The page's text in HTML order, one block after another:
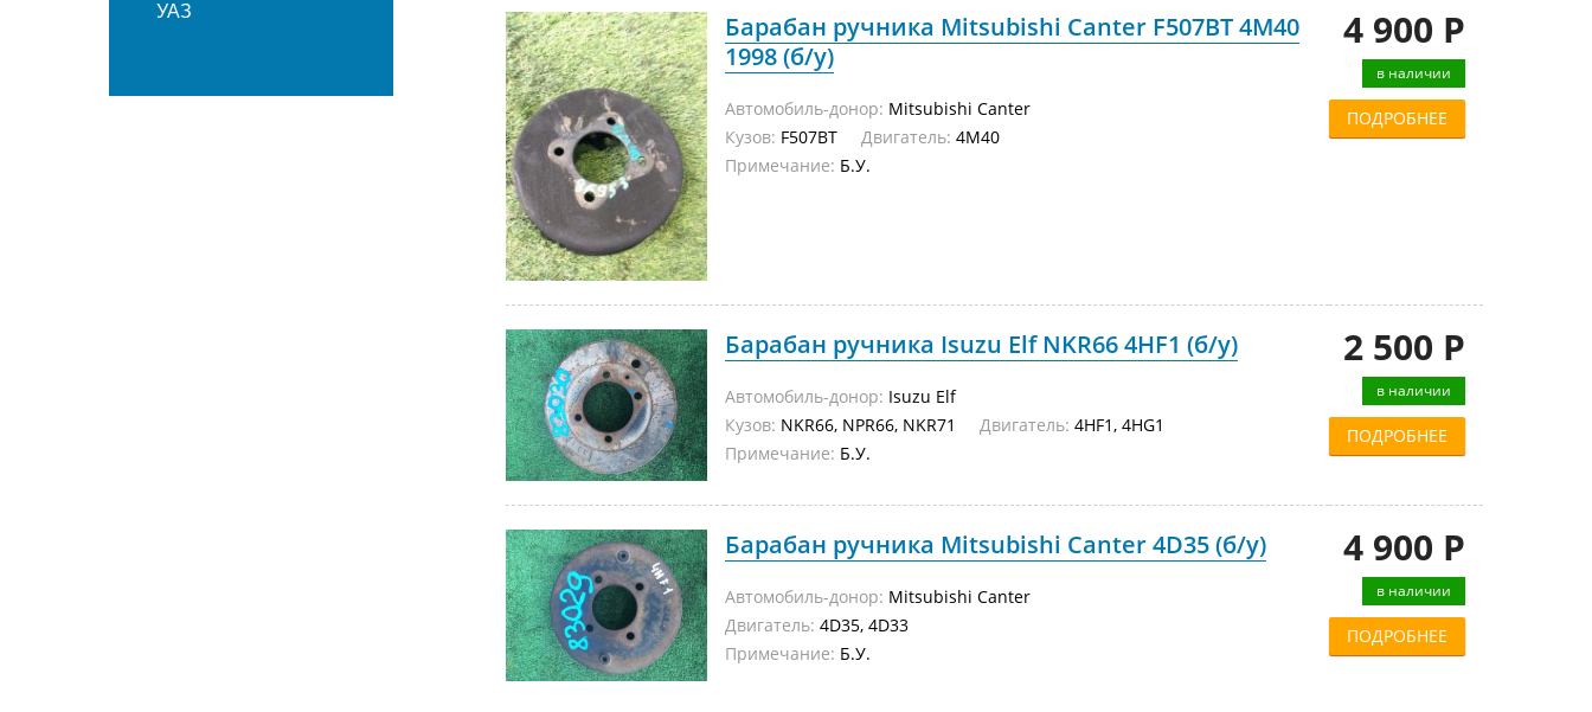
УАЗ
Барабан ручника Mitsubishi Canter F507BT 4M40
1998 (б/у)
Автомобиль-донор: Mitsubishi Canter
Кузов: F507BT Двигатель: 4M40
Примечание: Б.У.
4 900 Р
в наличии
ПОДРОБНЕЕ
Барабан ручника Isuzu Elf NKR66 4HF1 (б/у)
Автомобиль-донор: Isuzu Elf
Кузов: NKR66, NPR66, NKR71 Двигатель: 4HF1, 4HG1
Примечание: Б.У.
2 500 Р
в наличии
ПОДРОБНЕЕ
Барабан ручника Mitsubishi Canter 4D35 (б/у)
Автомобиль-донор: Mitsubishi Canter
Двигатель: 4D35, 4D33
Примечание: Б.У.
4 900 Р
в наличии
ПОДРОБНЕЕ